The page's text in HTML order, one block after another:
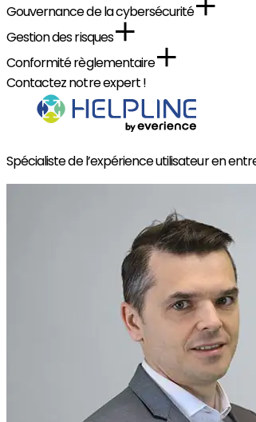
Gouvernance de la cybersécurité
Gestion des risques
Conformité règlementaire
Contactez notre expert !
Spécialiste de l’expérience utilisateur en